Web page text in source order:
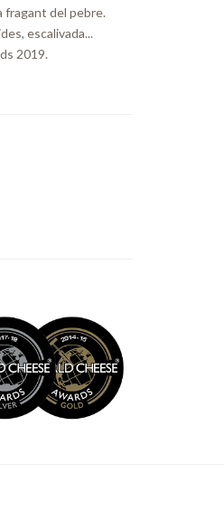
fragant del pebre.
escalivada...
2019.